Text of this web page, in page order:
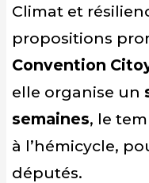
Climat et
propositions
Convention
elle organise un
semaines, le
à l’hémicycle,
députés.